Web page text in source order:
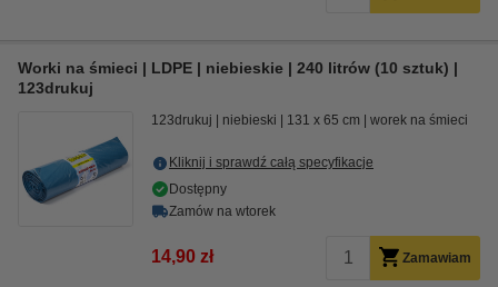
Worki na śmieci | LDPE | niebieskie | 240 litrów (10 sztuk) |
123drukuj
123drukuj niebieski 131 x 65 cm worek na śmieci
Kliknij i sprawdź całą specyfikacje
Dostępny
Zamów na wtorek
14,90 zł Zamawiam